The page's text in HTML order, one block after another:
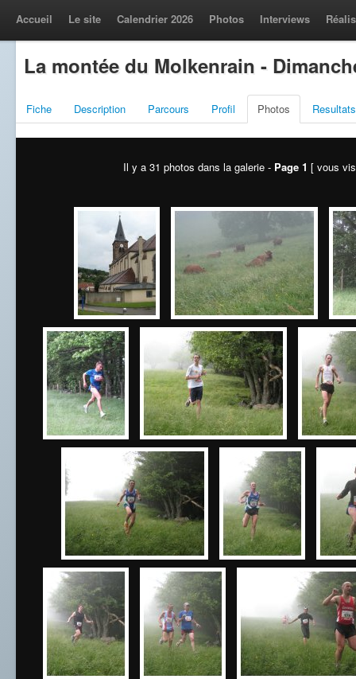
Accueil Le site Calendrier 2026 Photos Interviews
La montée du Molkenrain -
Fiche Description Parcours Profil Photos Resultats
Il y a 31 photos dans la galerie - Page 1 [ vous